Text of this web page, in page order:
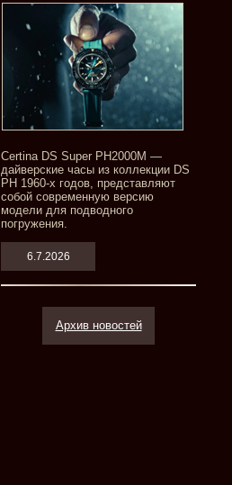
Certina DS Super PH2000M —
дайверские часы из коллекции DS
PH 1960-х годов, представляют
собой современную версию
модели для подводного
погружения.
6.7.2026
Архив новостей